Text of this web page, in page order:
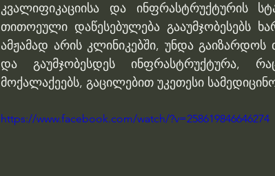
კვალიფიკაციისა და ინფრასტრუქტურის
თითოეული დაწესებულება გააუმჯობესებს
ამჟამად არის კლინიკებში, უნდა
და გაუმჯობესდეს ინფრასტრუქტურა,
მოქალაქეებს, გაცილებით უკეთესი
https://www.facebook.com/watch/?v=258619846646274